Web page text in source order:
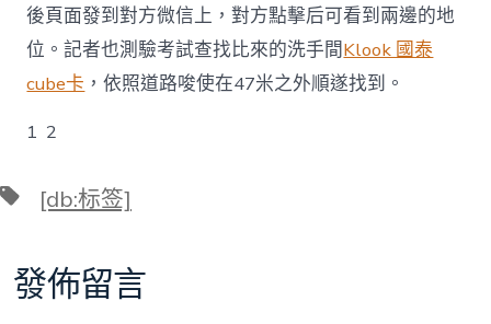
後頁面發到對方微信上，對方點擊后可看到兩邊的地
位。記者也測驗考試查找比來的洗手間Klook 國泰
cube卡 ，依照道路唆使在47米之外順遂找到。
1 2
標 [db:标签]
發佈留言